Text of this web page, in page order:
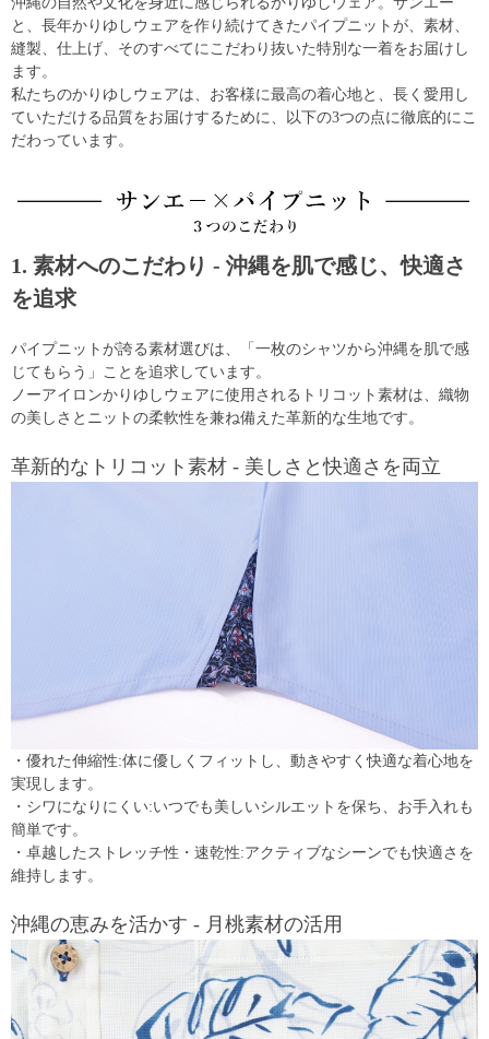
と、長年かりゆしウェアを作り続けてきたパイプニットが、素材、
縫製、仕上げ、そのすべてにこだわり抜いた特別な一着をお届けし
ます。
私たちのかりゆしウェアは、お客様に最高の着心地と、長く愛用し
ていただける品質をお届けするために、以下の3つの点に徹底的にこ
だわっています。
1. 素材へのこだわり - 沖縄を肌で感じ、快適さ
を追求
パイプニットが誇る素材選びは、「一枚のシャツから沖縄を肌で感
じてもらう」ことを追求しています。
ノーアイロンかりゆしウェアに使用されるトリコット素材は、織物
の美しさとニットの柔軟性を兼ね備えた革新的な生地です。
革新的なトリコット素材 - 美しさと快適さを両立
・優れた伸縮性:体に優しくフィットし、動きやすく快適な着心地を
実現します。
・シワになりにくい:いつでも美しいシルエットを保ち、お手入れも
簡単です。
・卓越したストレッチ性・速乾性:アクティブなシーンでも快適さを
維持します。
沖縄の恵みを活かす - 月桃素材の活用